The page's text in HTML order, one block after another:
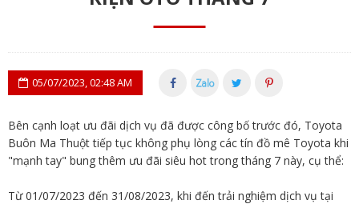
05/07/2023, 02:48 AM
Bên cạnh loạt ưu đãi dịch vụ đã được công bố trước đó, Toyota
Buôn Ma Thuột tiếp tục không phụ lòng các tín đồ mê Toyota khi
"mạnh tay" bung thêm ưu đãi siêu hot trong tháng 7 này, cụ thể:
Từ 01/07/2023 đến 31/08/2023, khi đến trải nghiệm dịch vụ tại